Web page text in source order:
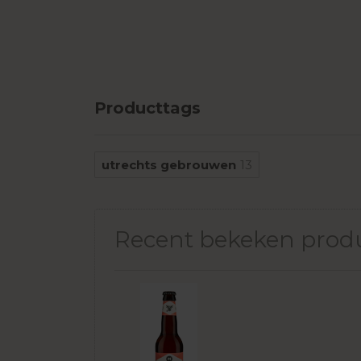
Producttags
utrechts gebrouwen 13
Recent bekeken